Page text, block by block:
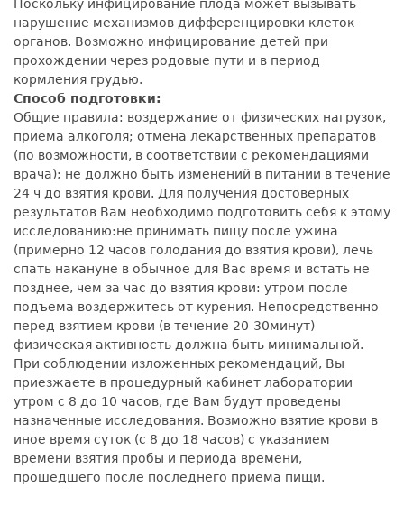
Поскольку инфицирование плода может вызывать
нарушение механизмов дифференцировки клеток
органов. Возможно инфицирование детей при
прохождении через родовые пути и в период
кормления грудью.
Способ подготовки:
Общие правила: воздержание от физических нагрузок,
приема алкоголя; отмена лекарственных препаратов
(по возможности, в соответствии с рекомендациями
врача); не должно быть изменений в питании в течение
24 ч до взятия крови. Для получения достоверных
результатов Вам необходимо подготовить себя к этому
исследованию:не принимать пищу после ужина
(примерно 12 часов голодания до взятия крови), лечь
спать накануне в обычное для Вас время и встать не
позднее, чем за час до взятия крови: утром после
подъема воздержитесь от курения. Непосредственно
перед взятием крови (в течение 20-30минут)
физическая активность должна быть минимальной.
При соблюдении изложенных рекомендаций, Вы
приезжаете в процедурный кабинет лаборатории
утром с 8 до 10 часов, где Вам будут проведены
назначенные исследования. Возможно взятие крови в
иное время суток (с 8 до 18 часов) с указанием
времени взятия пробы и периода времени,
прошедшего после последнего приема пищи.